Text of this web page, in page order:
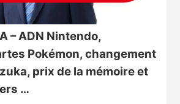
– ADN Nintendo,
Pokémon, changement
prix de la mémoire et
…